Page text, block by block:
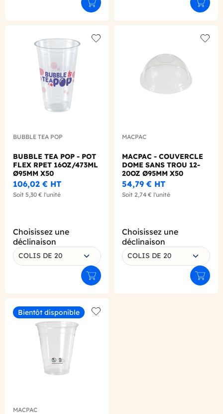
Ajouter au panier
BUBBLE TEA POP
BUBBLE TEA POP - POT
FLEX RPET 16OZ/473ML
Ø95MM X50
106,02 € HT
Soit 5,30 € l'unité
Choisissez une
déclinaison
COLIS DE 20
Ajouter au panier
MACPAC
MACPAC - COUVERCLE
DOME SANS TROU 12-
20OZ Ø95MM X50
54,79 € HT
Soit 2,74 € l'unité
Choisissez une
déclinaison
COLIS DE 20
Bientôt disponible
MACPAC